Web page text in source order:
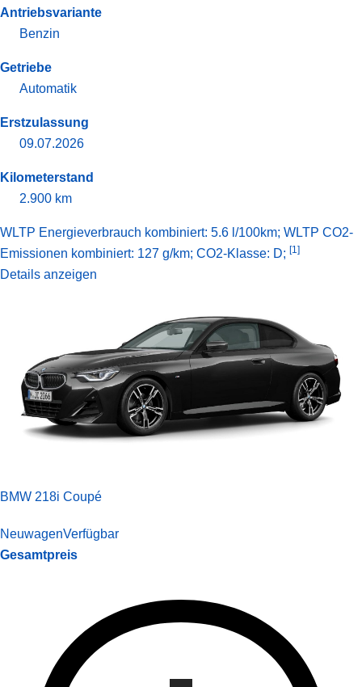
Antriebsvariante
Benzin
Getriebe
Automatik
Erstzulassung
09.07.2026
Kilometerstand
2.900 km
WLTP Energieverbrauch kombiniert: 5.6 l/100km; WLTP CO2-
Emissionen kombiniert: 127 g/km; CO2-Klasse: D; [1]
Details anzeigen
BMW 218i Coupé
NeuwagenVerfügbar
Gesamtpreis